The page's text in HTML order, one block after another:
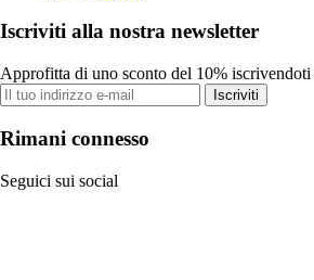
Iscriviti alla nostra newsletter
Approfitta di uno sconto del 10% iscrivendoti
Iscriviti
Rimani connesso
Seguici sui social